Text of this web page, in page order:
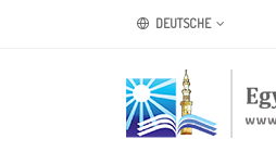
DEUTSCHE